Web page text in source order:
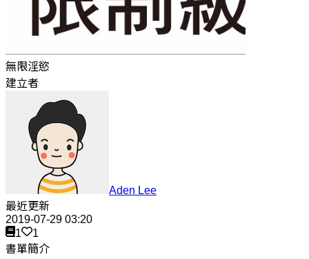
無限淫慾
建立者
Aden Lee
最近更新
2019-07-29 03:20
1
1
書單簡介